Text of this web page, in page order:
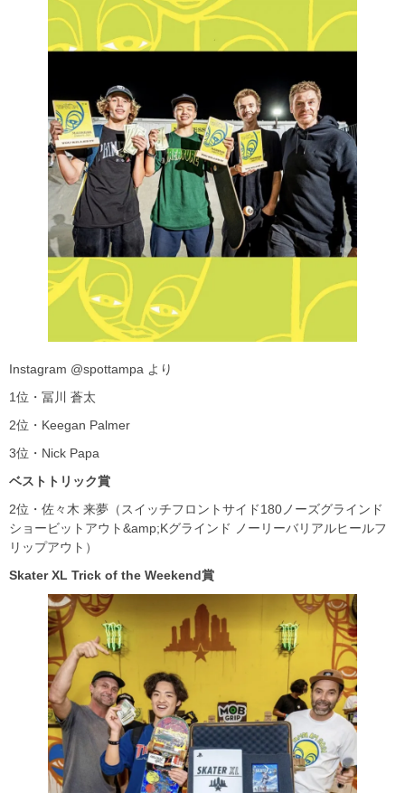
Instagram @spottampa より
1位・冨川 蒼太
2位・Keegan Palmer
3位・Nick Papa
ベストトリック賞
2位・佐々木 来夢（スイッチフロントサイド180ノーズグラインド
ショービットアウト&amp;Kグラインド ノーリーバリアルヒールフ
リップアウト）
Skater XL Trick of the Weekend賞